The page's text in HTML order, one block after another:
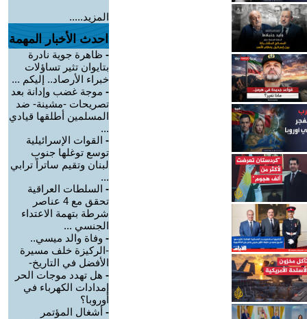
المزيد.....
احدث الأخبار المهمة
- ظاهرة جوية نادرة
بتايوان تثير تساؤلات
خبراء الأرصاد.. إليكم ...
- موجة غضب وإدانة بعد
تصريحات -مشينة- ضد
المسلمين أطلقها قيادي
...
- القوات الإسرائيلية
توسع توغلها جنوب
لبنان وتقيم ساتراً ترابي
...
- السلطات العراقية
تحقق مع 4 عناصر
شرطة بتهمة الاعتداء
الجنسي ...
- وفاة والد ميسي..
-الركيزة خلف مسيرة
الأفضل في التاريخ-
- هل تهدد موجات الحر
إمدادات الكهرباء في
أوروبا؟
- أشغال المؤتمر